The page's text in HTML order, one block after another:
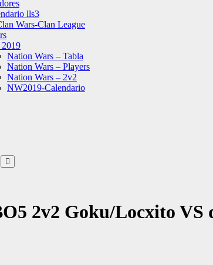
lls3
Wars-Clan League
Nation Wars – Tabla
Nation Wars – Players
Nation Wars – 2v2
NW2019-Calendario
2v2 Goku/Locxito VS